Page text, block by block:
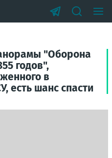
"Оборона
годов",
в
есть шанс спасти